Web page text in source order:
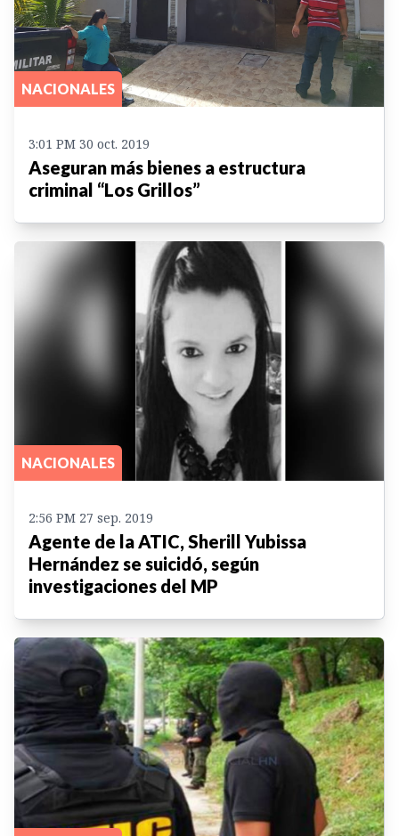
NACIONALES
3:01 PM 30 oct. 2019
Aseguran más bienes a estructura
criminal “Los Grillos”
NACIONALES
2:56 PM 27 sep. 2019
Agente de la ATIC, Sherill Yubissa
Hernández se suicidó, según
investigaciones del MP